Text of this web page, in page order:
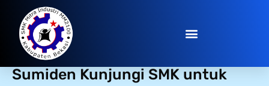
Bangun Sinergi Industri, PT
Sumiden Kunjungi SMK untuk